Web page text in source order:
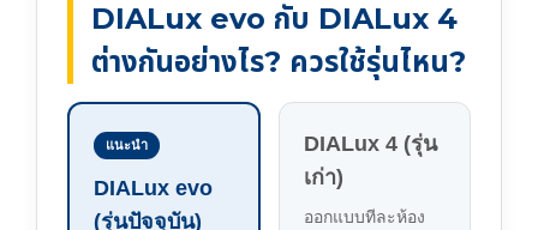
DIALux evo กับ DIALux 4
ต่างกันอย่างไร? ควรใช้รุ่นไหน?
แนะนำ
DIALux evo
(รุ่นปัจจุบัน)
DIALux 4 (รุ่น
เก่า)
ออกแบบทีละห้อง